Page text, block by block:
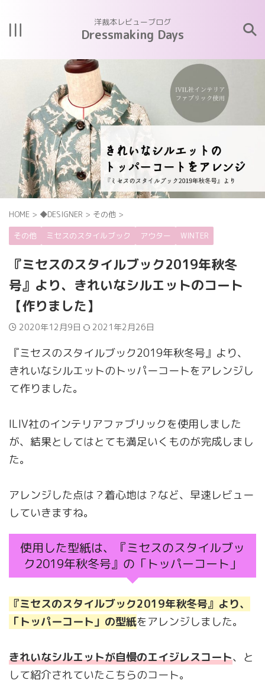
洋裁本レビューブログ
Dressmaking Days
HOME > ◆DESIGNER > その他 >
その他
ミセスのスタイルブック アウター WINTER
『ミセスのスタイルブック2019年秋冬
号』より、きれいなシルエットのコート
【作りました】
2020年12月9日 2021年2月26日
『ミセスのスタイルブック2019年秋冬号』より、
きれいなシルエットのトッパーコートをアレンジし
て作りました。
ILIV社のインテリアファブリックを使用しました
が、結果としてはとても満足いくものが完成しまし
た。
アレンジした点は？着心地は？など、早速レビュー
していきますね。
使用した型紙は、『ミセスのスタイルブッ
ク2019年秋冬号』の「トッパーコート」
『ミセスのスタイルブック2019年秋冬号』より、
「トッパーコート」の型紙をアレンジしました。
きれいなシルエットが自慢のエイジレスコート、と
して紹介されていたこちらのコート。